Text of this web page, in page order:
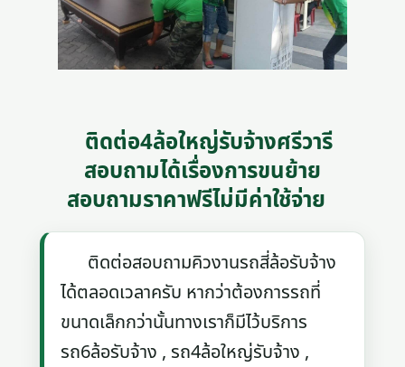
ติดต่อ4ล้อใหญ่รับจ้างศรีวารี
สอบถามได้เรื่องการขนย้าย
สอบถามราคาฟรีไม่มีค่าใช้จ่าย
ติดต่อสอบถามคิวงานรถสี่ล้อรับจ้าง
ได้ตลอดเวลาครับ หากว่าต้องการรถที่
ขนาดเล็กกว่านั้นทางเราก็มีไว้บริการ
รถ6ล้อรับจ้าง , รถ4ล้อใหญ่รับจ้าง ,